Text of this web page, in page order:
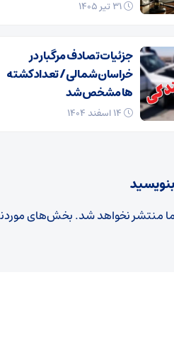
جزئیات تصادف مرگبار در
خراسان‌شمالی/ تعداد کشته
ها مشخص شد
منتشر نخواهد شد.بخش‌های